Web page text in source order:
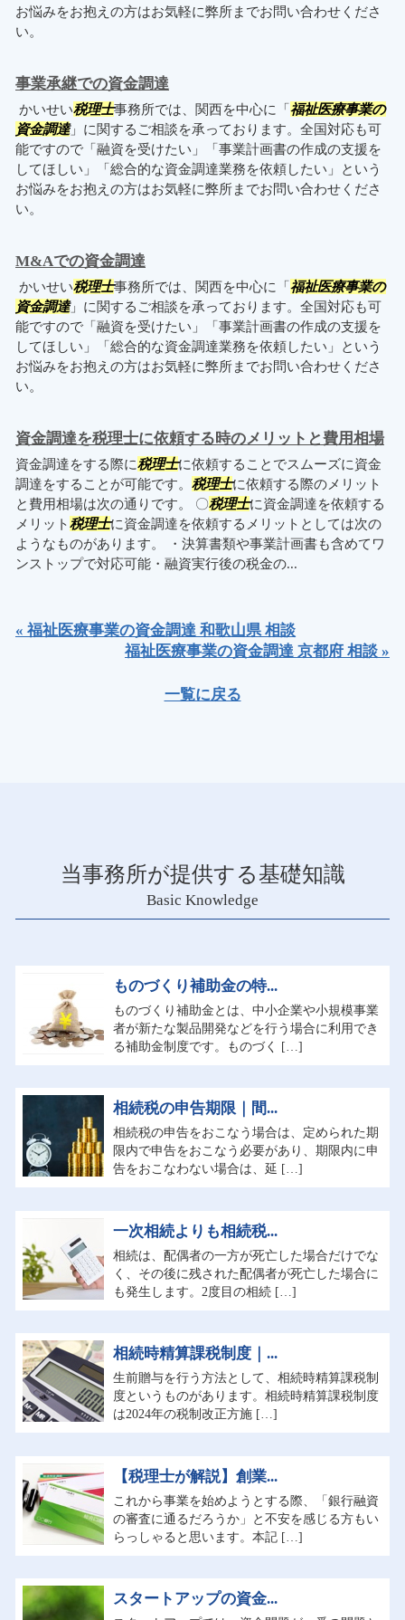
お悩みをお抱えの方はお気軽に弊所までお問い合わせくださ
い。
事業承継での資金調達
かいせい税理士事務所では、関西を中心に「福祉医療事業の
資金調達」に関するご相談を承っております。全国対応も可
能ですので「融資を受けたい」「事業計画書の作成の支援を
してほしい」「総合的な資金調達業務を依頼したい」という
お悩みをお抱えの方はお気軽に弊所までお問い合わせくださ
い。
M&Aでの資金調達
かいせい税理士事務所では、関西を中心に「福祉医療事業の
資金調達」に関するご相談を承っております。全国対応も可
能ですので「融資を受けたい」「事業計画書の作成の支援を
してほしい」「総合的な資金調達業務を依頼したい」という
お悩みをお抱えの方はお気軽に弊所までお問い合わせくださ
い。
資金調達を税理士に依頼する時のメリットと費用相場
資金調達をする際に税理士に依頼することでスムーズに資金
調達をすることが可能です。 税理士に依頼する際のメリット
と費用相場は次の通りです。 〇税理士に資金調達を依頼する
メリット税理士に資金調達を依頼するメリットとしては次の
ようなものがあります。 ・決算書類や事業計画書も含めてワ
ンストップで対応可能・融資実行後の税金の...
« 福祉医療事業の資金調達 和歌山県 相談
福祉医療事業の資金調達 京都府 相談 »
一覧に戻る
当事務所が提供する基礎知識
Basic Knowledge
ものづくり補助金の特...
ものづくり補助金とは、中小企業や小規模事業
者が新たな製品開発などを行う場合に利用でき
る補助金制度です。ものづく […]
相続税の申告期限｜間...
相続税の申告をおこなう場合は、定められた期
限内で申告をおこなう必要があり、期限内に申
告をおこなわない場合は、延 […]
一次相続よりも相続税...
相続は、配偶者の一方が死亡した場合だけでな
く、その後に残された配偶者が死亡した場合に
も発生します。2度目の相続 […]
相続時精算課税制度｜...
生前贈与を行う方法として、相続時精算課税制
度というものがあります。相続時精算課税制度
は2024年の税制改正方施 […]
【税理士が解説】創業...
これから事業を始めようとする際、「銀行融資
の審査に通るだろうか」と不安を感じる方もい
らっしゃると思います。本記 […]
スタートアップの資金...